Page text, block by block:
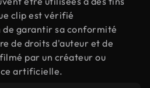
clip est vérifié
garantir sa conformité
de droits d'auteur et de
par un créateur ou
artificielle.